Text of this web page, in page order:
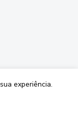
experiência.